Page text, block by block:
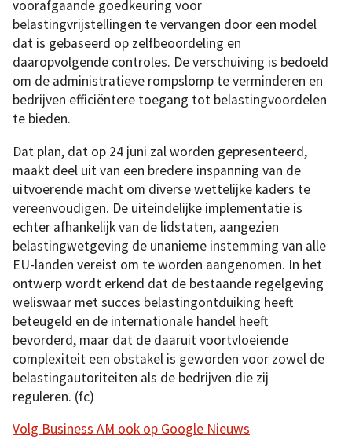
voorafgaande goedkeuring voor
belastingvrijstellingen te vervangen door een model
dat is gebaseerd op zelfbeoordeling en
daaropvolgende controles. De verschuiving is bedoeld
om de administratieve rompslomp te verminderen en
bedrijven efficiëntere toegang tot belastingvoordelen
te bieden.
Dat plan, dat op 24 juni zal worden gepresenteerd,
maakt deel uit van een bredere inspanning van de
uitvoerende macht om diverse wettelijke kaders te
vereenvoudigen. De uiteindelijke implementatie is
echter afhankelijk van de lidstaten, aangezien
belastingwetgeving de unanieme instemming van alle
EU-landen vereist om te worden aangenomen. In het
ontwerp wordt erkend dat de bestaande regelgeving
weliswaar met succes belastingontduiking heeft
beteugeld en de internationale handel heeft
bevorderd, maar dat de daaruit voortvloeiende
complexiteit een obstakel is geworden voor zowel de
belastingautoriteiten als de bedrijven die zij
reguleren. (fc)
Volg Business AM ook op Google Nieuws